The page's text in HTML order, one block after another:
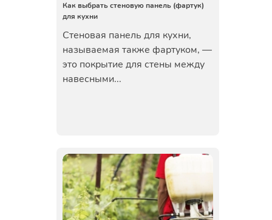
Как выбрать стеновую панель (фартук)
для кухни
Стеновая панель для кухни,
называемая также фартуком, —
это покрытие для стены между
навесными...